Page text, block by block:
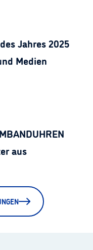
Jahres 2025
Medien
aus